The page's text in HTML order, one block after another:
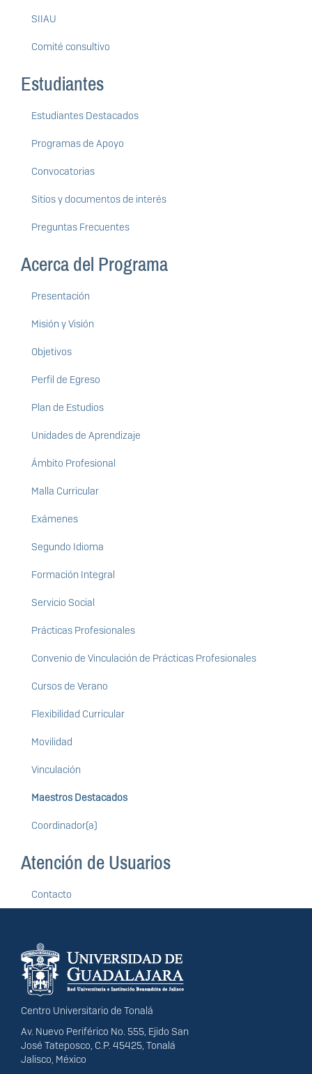
SIIAU
Comité consultivo
Estudiantes
Estudiantes Destacados
Programas de Apoyo
Convocatorias
Sitios y documentos de interés
Preguntas Frecuentes
Acerca del Programa
Presentación
Misión y Visión
Objetivos
Perfil de Egreso
Plan de Estudios
Unidades de Aprendizaje
Ámbito Profesional
Malla Curricular
Exámenes
Segundo Idioma
Formación Integral
Servicio Social
Prácticas Profesionales
Convenio de Vinculación de Prácticas Profesionales
Cursos de Verano
Flexibilidad Curricular
Movilidad
Vinculación
Maestros Destacados
Coordinador(a)
Atención de Usuarios
Contacto
Información del
portal
Centro Universitario de Tonalá
Av. Nuevo Periférico No. 555, Ejido San
José Tateposco, C.P. 45425, Tonalá
Jalisco, México